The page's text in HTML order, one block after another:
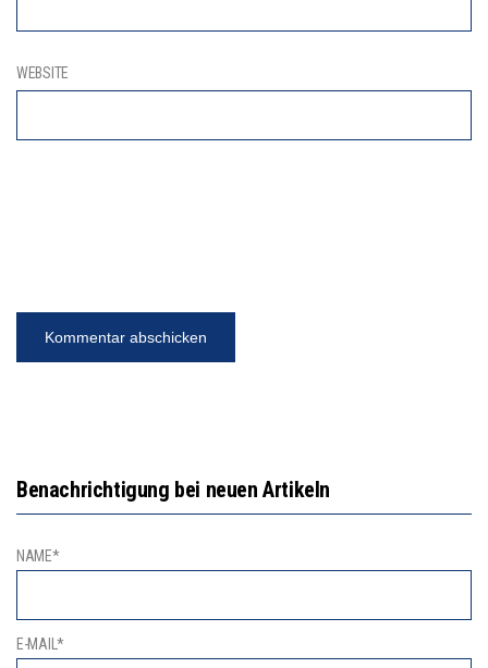
WEBSITE
Benachrichtigung bei neuen Artikeln
NAME*
E-MAIL*